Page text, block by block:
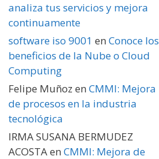
analiza tus servicios y mejora
continuamente
software iso 9001 en Conoce los
beneficios de la Nube o Cloud
Computing
Felipe Muñoz en CMMI: Mejora
de procesos en la industria
tecnológica
IRMA SUSANA BERMUDEZ
ACOSTAen CMMI: Mejora de